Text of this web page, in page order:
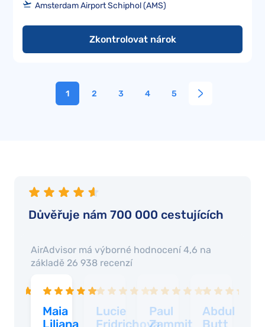
Amsterdam Airport Schiphol (AMS)
Zkontrolovat nárok
1 2 3 4 5
Důvěřuje nám 700 000 cestujících
AirAdvisor má výborné hodnocení 4,6 na
základě 26 938 recenzí
Maia
Liliana
Lucie
Fridrichova
Paul
Zammit
Abdul
Butt